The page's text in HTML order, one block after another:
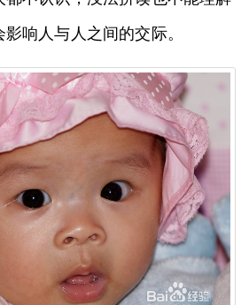
响人与人之间的交际。